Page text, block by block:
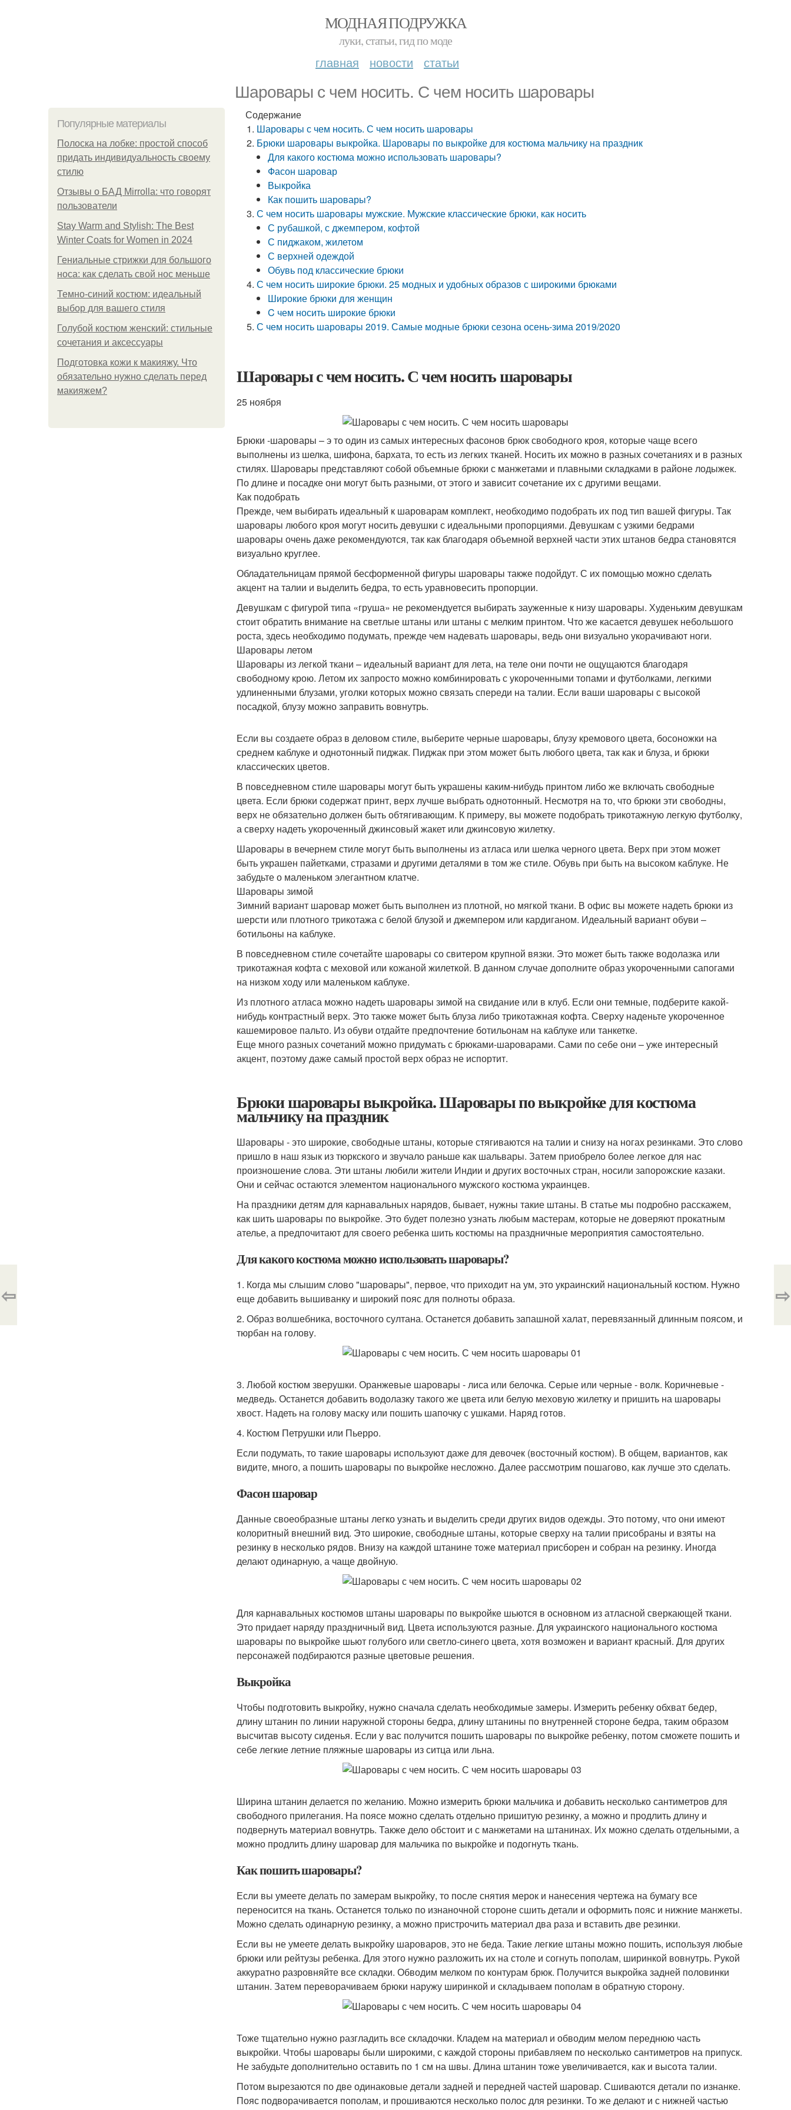
МОДНАЯ ПОДРУЖКА
луки, статьи, гид по моде
главная новости статьи
Шаровары с чем носить. С чем носить шаровары
Популярные материалы
Полоска на лобке: простой способ
придать индивидуальность своему
стилю
Отзывы о БАД Mirrolla: что говорят
пользователи
Stay Warm and Stylish: The Best
Winter Coats for Women in 2024
Гениальные стрижки для большого
носа: как сделать свой нос меньше
Темно-синий костюм: идеальный
выбор для вашего стиля
Голубой костюм женский: стильные
сочетания и аксессуары
Подготовка кожи к макияжу. Что
обязательно нужно сделать перед
макияжем?
Содержание
Шаровары с чем носить. С чем носить шаровары
Брюки шаровары выкройка. Шаровары по выкройке для костюма мальчику на праздник
Для какого костюма можно использовать шаровары?
Фасон шаровар
Выкройка
Как пошить шаровары?
С чем носить шаровары мужские. Мужские классические брюки, как носить
С рубашкой, с джемпером, кофтой
С пиджаком, жилетом
С верхней одеждой
Обувь под классические брюки
С чем носить широкие брюки. 25 модных и удобных образов с широкими брюками
Широкие брюки для женщин
C чем носить широкие брюки
С чем носить шаровары 2019. Самые модные брюки сезона осень-зима 2019/2020
Шаровары с чем носить. С чем носить шаровары
25 ноября
Брюки -шаровары – э то один из самых интересных фасонов брюк свободного кроя, которые чаще всего
выполнены из шелка, шифона, бархата, то есть из легких тканей. Носить их можно в разных сочетаниях и в разных
стилях. Шаровары представляют собой объемные брюки с манжетами и плавными складками в районе лодыжек.
По длине и посадке они могут быть разными, от этого и зависит сочетание их с другими вещами.
Как подобрать
Прежде, чем выбирать идеальный к шароварам комплект, необходимо подобрать их под тип вашей фигуры. Так
шаровары любого кроя могут носить девушки с идеальными пропорциями. Девушкам с узкими бедрами
шаровары очень даже рекомендуются, так как благодаря объемной верхней части этих штанов бедра становятся
визуально круглее.
Обладательницам прямой бесформенной фигуры шаровары также подойдут. С их помощью можно сделать
акцент на талии и выделить бедра, то есть уравновесить пропорции.
Девушкам с фигурой типа «груша» не рекомендуется выбирать зауженные к низу шаровары. Худеньким девушкам
стоит обратить внимание на светлые штаны или штаны с мелким принтом. Что же касается девушек небольшого
роста, здесь необходимо подумать, прежде чем надевать шаровары, ведь они визуально укорачивают ноги.
Шаровары летом
Шаровары из легкой ткани – идеальный вариант для лета, на теле они почти не ощущаются благодаря
свободному крою. Летом их запросто можно комбинировать с укороченными топами и футболками, легкими
удлиненными блузами, уголки которых можно связать спереди на талии. Если ваши шаровары с высокой
посадкой, блузу можно заправить вовнутрь.
Если вы создаете образ в деловом стиле, выберите черные шаровары, блузу кремового цвета, босоножки на
среднем каблуке и однотонный пиджак. Пиджак при этом может быть любого цвета, так как и блуза, и брюки
классических цветов.
В повседневном стиле шаровары могут быть украшены каким-нибудь принтом либо же включать свободные
цвета. Если брюки содержат принт, верх лучше выбрать однотонный. Несмотря на то, что брюки эти свободны,
верх не обязательно должен быть обтягивающим. К примеру, вы можете подобрать трикотажную легкую футболку,
а сверху надеть укороченный джинсовый жакет или джинсовую жилетку.
Шаровары в вечернем стиле могут быть выполнены из атласа или шелка черного цвета. Верх при этом может
быть украшен пайетками, стразами и другими деталями в том же стиле. Обувь при быть на высоком каблуке. Не
забудьте о маленьком элегантном клатче.
Шаровары зимой
Зимний вариант шаровар может быть выполнен из плотной, но мягкой ткани. В офис вы можете надеть брюки из
шерсти или плотного трикотажа с белой блузой и джемпером или кардиганом. Идеальный вариант обуви –
ботильоны на каблуке.
В повседневном стиле сочетайте шаровары со свитером крупной вязки. Это может быть также водолазка или
трикотажная кофта с меховой или кожаной жилеткой. В данном случае дополните образ укороченными сапогами
на низком ходу или маленьком каблуке.
Из плотного атласа можно надеть шаровары зимой на свидание или в клуб. Если они темные, подберите какой-
нибудь контрастный верх. Это также может быть блуза либо трикотажная кофта. Сверху наденьте укороченное
кашемировое пальто. Из обуви отдайте предпочтение ботильонам на каблуке или танкетке.
Еще много разных сочетаний можно придумать с брюками-шароварами. Сами по себе они – уже интересный
акцент, поэтому даже самый простой верх образ не испортит.
Брюки шаровары выкройка. Шаровары по выкройке для костюма
мальчику на праздник
Шаровары - это широкие, свободные штаны, которые стягиваются на талии и снизу на ногах резинками. Это слово
пришло в наш язык из тюркского и звучало раньше как шальвары. Затем приобрело более легкое для нас
произношение слова. Эти штаны любили жители Индии и других восточных стран, носили запорожские казаки.
Они и сейчас остаются элементом национального мужского костюма украинцев.
На праздники детям для карнавальных нарядов, бывает, нужны такие штаны. В статье мы подробно расскажем,
как шить шаровары по выкройке. Это будет полезно узнать любым мастерам, которые не доверяют прокатным
ателье, а предпочитают для своего ребенка шить костюмы на праздничные мероприятия самостоятельно.
Для какого костюма можно использовать шаровары?
1. Когда мы слышим слово "шаровары", первое, что приходит на ум, это украинский национальный костюм. Нужно
еще добавить вышиванку и широкий пояс для полноты образа.
2. Образ волшебника, восточного султана. Останется добавить запашной халат, перевязанный длинным поясом, и
тюрбан на голову.
3. Любой костюм зверушки. Оранжевые шаровары - лиса или белочка. Серые или черные - волк. Коричневые -
медведь. Останется добавить водолазку такого же цвета или белую меховую жилетку и пришить на шаровары
хвост. Надеть на голову маску или пошить шапочку с ушками. Наряд готов.
4. Костюм Петрушки или Пьерро.
Если подумать, то такие шаровары используют даже для девочек (восточный костюм). В общем, вариантов, как
видите, много, а пошить шаровары по выкройке несложно. Далее рассмотрим пошагово, как лучше это сделать.
Фасон шаровар
Данные своеобразные штаны легко узнать и выделить среди других видов одежды. Это потому, что они имеют
колоритный внешний вид. Это широкие, свободные штаны, которые сверху на талии присобраны и взяты на
резинку в несколько рядов. Внизу на каждой штанине тоже материал присборен и собран на резинку. Иногда
делают одинарную, а чаще двойную.
Для карнавальных костюмов штаны шаровары по выкройке шьются в основном из атласной сверкающей ткани.
Это придает наряду праздничный вид. Цвета используются разные. Для украинского национального костюма
шаровары по выкройке шьют голубого или светло-синего цвета, хотя возможен и вариант красный. Для других
персонажей подбираются разные цветовые решения.
Выкройка
Чтобы подготовить выкройку, нужно сначала сделать необходимые замеры. Измерить ребенку обхват бедер,
длину штанин по линии наружной стороны бедра, длину штанины по внутренней стороне бедра, таким образом
высчитав высоту сиденья. Если у вас получится пошить шаровары по выкройке ребенку, потом сможете пошить и
себе легкие летние пляжные шаровары из ситца или льна.
Ширина штанин делается по желанию. Можно измерить брюки мальчика и добавить несколько сантиметров для
свободного прилегания. На поясе можно сделать отдельно пришитую резинку, а можно и продлить длину и
подвернуть материал вовнутрь. Также дело обстоит и с манжетами на штанинах. Их можно сделать отдельными, а
можно продлить длину шаровар для мальчика по выкройке и подогнуть ткань.
Как пошить шаровары?
Если вы умеете делать по замерам выкройку, то после снятия мерок и нанесения чертежа на бумагу все
переносится на ткань. Останется только по изнаночной стороне сшить детали и оформить пояс и нижние манжеты.
Можно сделать одинарную резинку, а можно пристрочить материал два раза и вставить две резинки.
Если вы не умеете делать выкройку шароваров, это не беда. Такие легкие штаны можно пошить, используя любые
брюки или рейтузы ребенка. Для этого нужно разложить их на столе и согнуть пополам, ширинкой вовнутрь. Рукой
аккуратно разровняйте все складки. Обводим мелком по контурам брюк. Получится выкройка задней половинки
штанин. Затем переворачиваем брюки наружу ширинкой и складываем пополам в обратную сторону.
Тоже тщательно нужно разгладить все складочки. Кладем на материал и обводим мелом переднюю часть
выкройки. Чтобы шаровары были широкими, с каждой стороны прибавляем по несколько сантиметров на припуск.
Не забудьте дополнительно оставить по 1 см на швы. Длина штанин тоже увеличивается, как и высота талии.
Потом вырезаются по две одинаковые детали задней и передней частей шаровар. Сшиваются детали по изнанке.
Пояс подворачивается пополам, и прошиваются несколько полос для резинки. То же делают и с нижней частью
⇦ ⇨